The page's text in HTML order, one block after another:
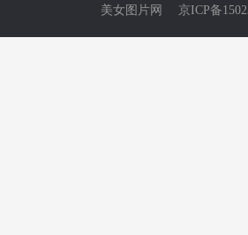
美女图片网
京ICP备